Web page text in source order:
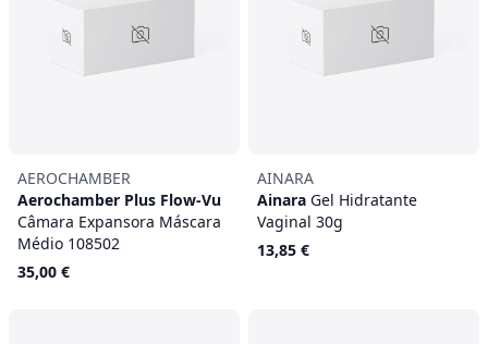
AEROCHAMBER
Aerochamber Plus Flow-Vu
Câmara Expansora Máscara
Médio 108502
35,00 €
AINARA
Ainara Gel Hidratante
Vaginal 30g
13,85 €